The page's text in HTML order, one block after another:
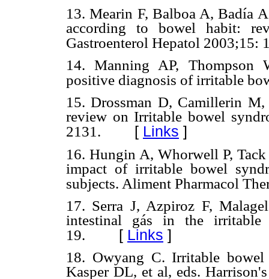
13. Mearin F, Balboa A, Badía
according to bowel habit:
Gastroenterol Hepatol 2003;15:
14. Manning AP, Thompson
positive diagnosis of irritable
15. Drossman D, Camillerin
review on Irritable bowel
2131. [ Links ]
16. Hungin A, Whorwell P,
impact of irritable bowel
subjects. Aliment Pharmacol
17. Serra J, Azpiroz F,
intestinal gás in the
19. [ Links ]
18. Owyang C. Irritable
Kasper DL, et al, eds.